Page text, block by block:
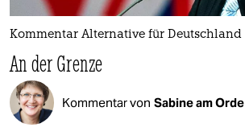
Kommentar Alternative für Deutschland
An der Grenze
Kommentar von Sabine am Orde